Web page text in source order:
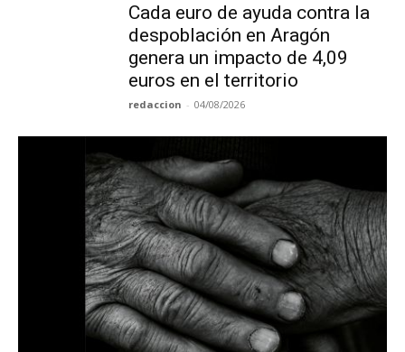
Cada euro de ayuda contra la
despoblación en Aragón
genera un impacto de 4,09
euros en el territorio
redaccion - 04/08/2026